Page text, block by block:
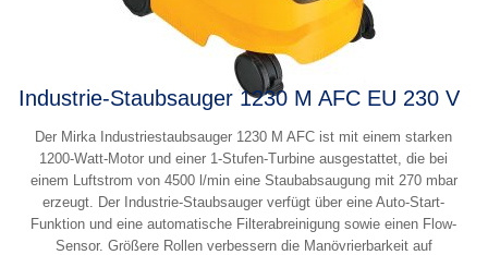
Industrie-Staubsauger 1230 M AFC EU 230 V
Der Mirka Industriestaubsauger 1230 M AFC ist mit einem starken
1200-Watt-Motor und einer 1-Stufen-Turbine ausgestattet, die bei
einem Luftstrom von 4500 l/min eine Staubabsaugung mit 270 mbar
erzeugt. Der Industrie-Staubsauger verfügt über eine Auto-Start-
Funktion und eine automatische Filterabreinigung sowie einen Flow-
Sensor. Größere Rollen verbessern die Manövrierbarkeit auf